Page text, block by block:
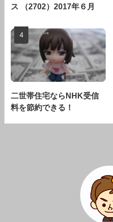
ス （2702）2017年６月
二世帯住宅ならNHK受信
料を節約できる！